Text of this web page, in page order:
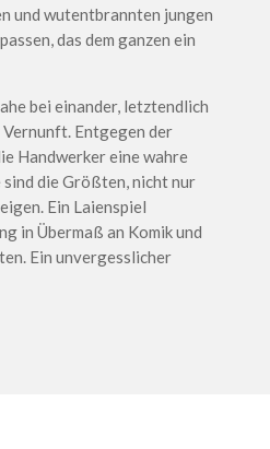
und wutentbrannten jungen
das dem ganzen ein
bei einander, letztendlich
Entgegen der
Handwerker eine wahre
die Größten, nicht nur
Ein Laienspiel
in Übermaß an Komik und
Ein unvergesslicher